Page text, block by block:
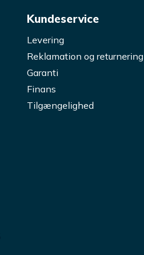
Kundeservice
Levering
Reklamation og returnering
Garanti
Finans
Tilgængelighed